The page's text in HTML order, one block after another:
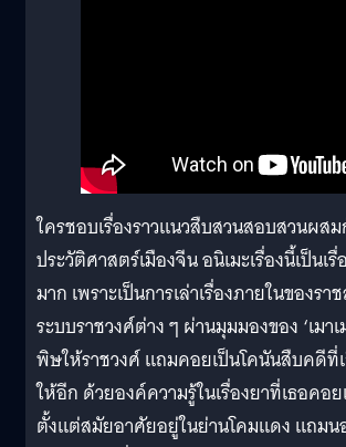
ใครชอบเรื่องราวแนวสืบสวนสอบสวนผสม
ประวัติศาสตร์เมืองจีน อนิเมะเรื่องนี้เป็นเ
มาก เพราะเป็นการเล่าเรื่องภายในของร
ระบบราชวงศ์ต่าง ๆ ผ่านมุมมองของ ‘เม
พิษให้ราชวงศ์ แถมคอยเป็นโคนันสืบคดีที่
ให้อีก ด้วยองค์ความรู้ในเรื่องยาที่เธอคอ
ตั้งแต่สมัยอาศัยอยู่ในย่านโคมแดง แถมน